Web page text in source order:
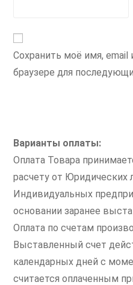
Сохранить моё имя, email
браузере для
Варианты оплаты:
Оплата Товара
расчету от Юридических
Индивидуальных
основании заранее
Оплата по счетам
Выставленный счет
календарных дней с
считается оплаченным